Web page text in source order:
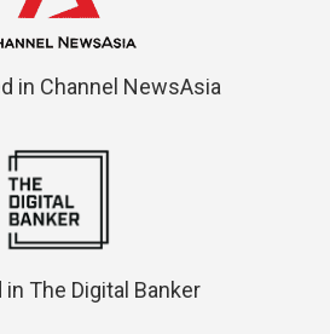
in Channel NewsAsia
in The Digital Banker